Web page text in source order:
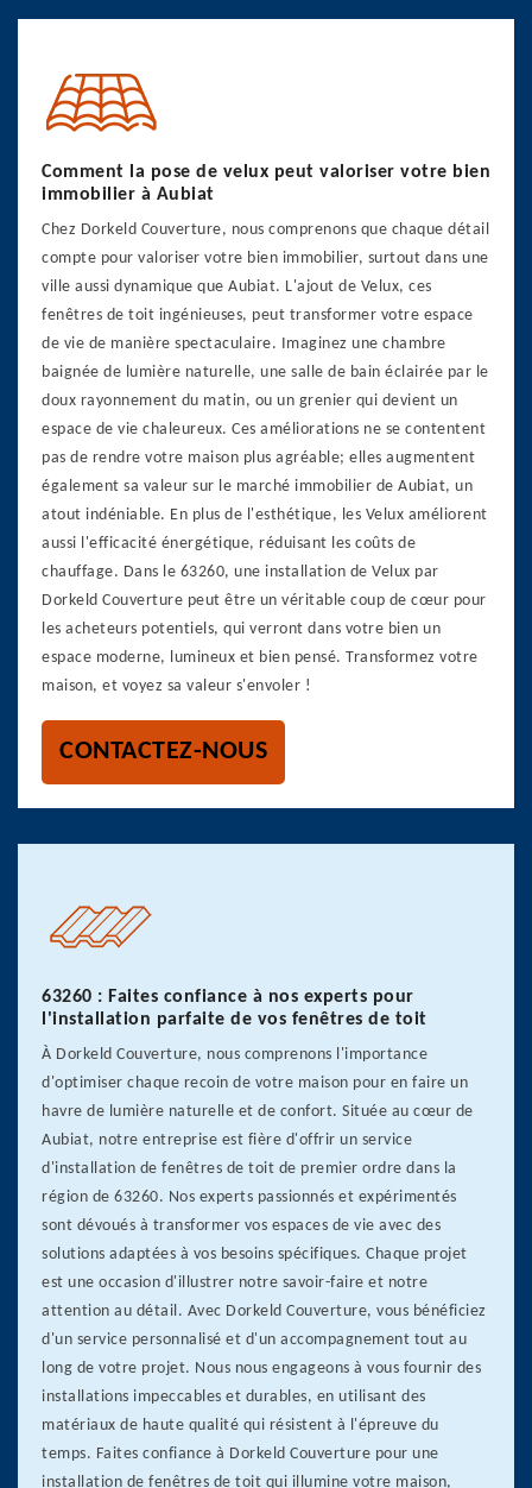
Comment la pose de velux peut valoriser votre bien
immobilier à Aubiat
Chez Dorkeld Couverture, nous comprenons que chaque détail
compte pour valoriser votre bien immobilier, surtout dans une
ville aussi dynamique que Aubiat. L'ajout de Velux, ces
fenêtres de toit ingénieuses, peut transformer votre espace
de vie de manière spectaculaire. Imaginez une chambre
baignée de lumière naturelle, une salle de bain éclairée par le
doux rayonnement du matin, ou un grenier qui devient un
espace de vie chaleureux. Ces améliorations ne se contentent
pas de rendre votre maison plus agréable; elles augmentent
également sa valeur sur le marché immobilier de Aubiat, un
atout indéniable. En plus de l'esthétique, les Velux améliorent
aussi l'efficacité énergétique, réduisant les coûts de
chauffage. Dans le 63260, une installation de Velux par
Dorkeld Couverture peut être un véritable coup de cœur pour
les acheteurs potentiels, qui verront dans votre bien un
espace moderne, lumineux et bien pensé. Transformez votre
maison, et voyez sa valeur s'envoler !
CONTACTEZ-NOUS
63260 : Faites confiance à nos experts pour
l'installation parfaite de vos fenêtres de toit
À Dorkeld Couverture, nous comprenons l'importance
d'optimiser chaque recoin de votre maison pour en faire un
havre de lumière naturelle et de confort. Située au cœur de
Aubiat, notre entreprise est fière d'offrir un service
d'installation de fenêtres de toit de premier ordre dans la
région de 63260. Nos experts passionnés et expérimentés
sont dévoués à transformer vos espaces de vie avec des
solutions adaptées à vos besoins spécifiques. Chaque projet
est une occasion d'illustrer notre savoir-faire et notre
attention au détail. Avec Dorkeld Couverture, vous bénéficiez
d'un service personnalisé et d'un accompagnement tout au
long de votre projet. Nous nous engageons à vous fournir des
installations impeccables et durables, en utilisant des
matériaux de haute qualité qui résistent à l'épreuve du
temps. Faites confiance à Dorkeld Couverture pour une
installation de fenêtres de toit qui illumine votre maison,